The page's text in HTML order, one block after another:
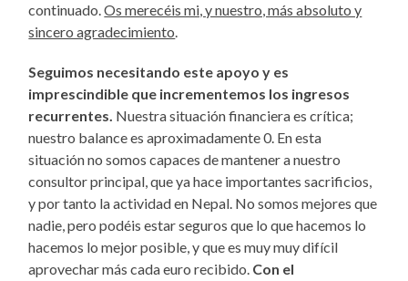
continuado.Os merecéis mi, y nuestro, más absoluto y
sincero agradecimiento.
Seguimos necesitando este apoyo y es
imprescindible que incrementemos los ingresos
recurrentes. Nuestra situación financiera es crítica;
nuestro balance es aproximadamente 0. En esta
situación no somos capaces de mantener a nuestro
consultor principal, que ya hace importantes sacrificios,
y por tanto la actividad en Nepal. No somos mejores que
nadie, pero podéis estar seguros que lo que hacemos lo
hacemos lo mejor posible, y que es muy muy difícil
aprovechar más cada euro recibido. Con el